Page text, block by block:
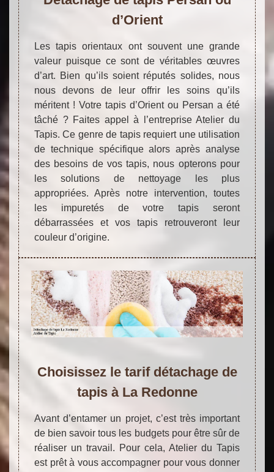
d’Orient
Les tapis orientaux ont souvent une grande
valeur puisque ce sont de véritables œuvres
d’art. Bien qu’ils soient réputés solides, nous
nous devons de leur offrir les soins qu’ils
méritent ! Votre tapis d’Orient ou Persan a été
tâché ? Faites appel à l’entreprise Atelier du
Tapis. Ce genre de tapis requiert une utilisation
de technique spécifique alors après analyse
des besoins de vos tapis, nous opterons pour
les solutions de nettoyage les plus
appropriées. Après notre intervention, toutes
les impuretés de votre tapis seront
débarrassées et vos tapis retrouveront leur
couleur d’origine.
Choisissez le tarif détachage de
tapis à La Redonne
Avant d’entamer un projet, c’est très important
de bien savoir tous les budgets pour être sûr de
réaliser un travail. Pour cela, Atelier du Tapis
est prêt à vous accompagner pour vous donner